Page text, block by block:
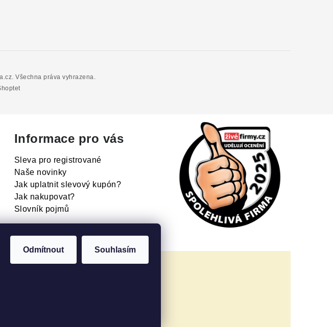
Odmítnout Souhlasím
. Všechna práva vyhrazena.
Informace pro vás
Sleva pro registrované
Naše novinky
Jak uplatnit slevový kupón?
Jak nakupovat?
Slovník pojmů
eshopu: